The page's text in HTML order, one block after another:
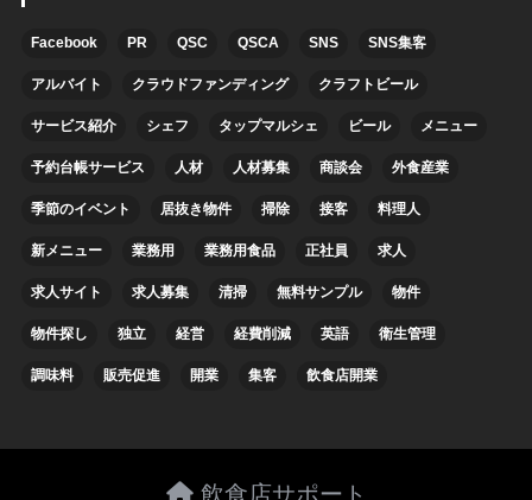
Facebook PR QSC QSCA SNS SNS集客
アルバイト クラウドファンディング クラフトビール
サービス紹介 シェフ タップマルシェ ビール メニュー
予約台帳サービス 人材 人材募集 商談会 外食産業
季節のイベント 居抜き物件 掃除 接客 料理人
新メニュー 業務用 業務用食品 正社員 求人
求人サイト 求人募集 清掃 無料サンプル 物件
物件探し 独立 経営 経費削減 英語 衛生管理
調味料 販売促進 開業 集客 飲食店開業
飲食店サポート